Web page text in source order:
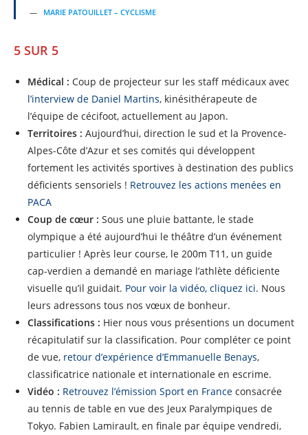
MARIE PATOUILLET – CYCLISME
5 SUR 5
Médical : Coup de projecteur sur les staff médicaux avec
l’interview de Daniel Martins, kinésithérapeute de
l’équipe de cécifoot, actuellement au Japon.
Territoires : Aujourd’hui, direction le sud et la Provence-
Alpes-Côte d’Azur et ses comités qui développent
fortement les activités sportives à destination des publics
déficients sensoriels ! Retrouvez les actions menées en
PACA
Coup de cœur : Sous une pluie battante, le stade
olympique a été aujourd’hui le théâtre d’un événement
particulier ! Après leur course, le 200m T11, un guide
cap-verdien a demandé en mariage l’athlète déficiente
visuelle qu’il guidait. Pour voir la vidéo, cliquez ici. Nous
leurs adressons tous nos vœux de bonheur.
Classifications : Hier nous vous présentions un document
récapitulatif sur la classification. Pour compléter ce point
de vue, retour d’expérience d’Emmanuelle Benays,
classificatrice nationale et internationale en escrime.
Vidéo : Retrouvez l’émission Sport en France consacrée
au tennis de table en vue des Jeux Paralympiques de
Tokyo. Fabien Lamirault, en finale par équipe vendredi,